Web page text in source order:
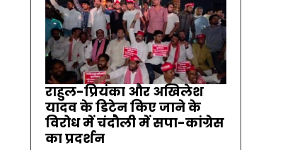
राहुल-प्रियंका और अखिलेश
यादव के डिटेन किए जाने के
विरोध में चंदौली में सपा-कांग्रेस
का प्रदर्शन